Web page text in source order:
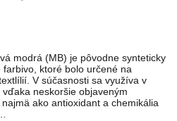
modrá (MB) je pôvodne synteticky
farbivo, ktoré bolo určené na
V súčasnosti sa využíva v
vďaka neskoršie objaveným
ako antioxidant a chemikália